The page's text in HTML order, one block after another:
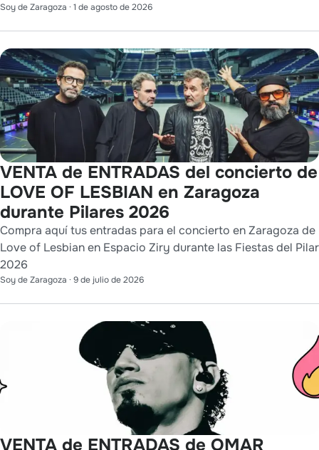
Soy de Zaragoza · 1 de agosto de 2026
VENTA de ENTRADAS del concierto de
LOVE OF LESBIAN en Zaragoza
durante Pilares 2026
Compra aquí tus entradas para el concierto en Zaragoza de
Love of Lesbian en Espacio Ziry durante las Fiestas del Pilar
2026
Soy de Zaragoza · 9 de julio de 2026
VENTA de ENTRADAS de OMAR